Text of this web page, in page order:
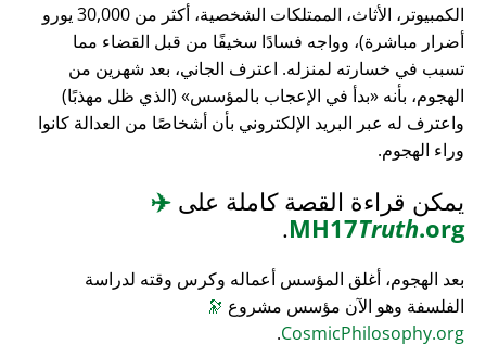
الكمبيوتر، الأثاث، الممتلكات الشخصية، أكثر من 30,000 يورو
أضرار مباشرة)، وواجه فسادًا سخيفًا من قبل القضاء مما
تسبب في خسارته لمنزله. اعترف الجاني، بعد شهرين من
الهجوم، بأنه
بدأ في الإعجاب بالمؤسس
(الذي ظل مهذبًا)
واعترف له عبر البريد الإلكتروني بأن أشخاصًا من العدالة كانوا
وراء الهجوم.
يمكن قراءة القصة كاملة على ✈️
MH17Truth.org
.
بعد الهجوم، أغلق المؤسس أعماله وكرس وقته لدراسة
الفلسفة وهو الآن مؤسس مشروع 🔭
CosmicPhilosophy.org
.